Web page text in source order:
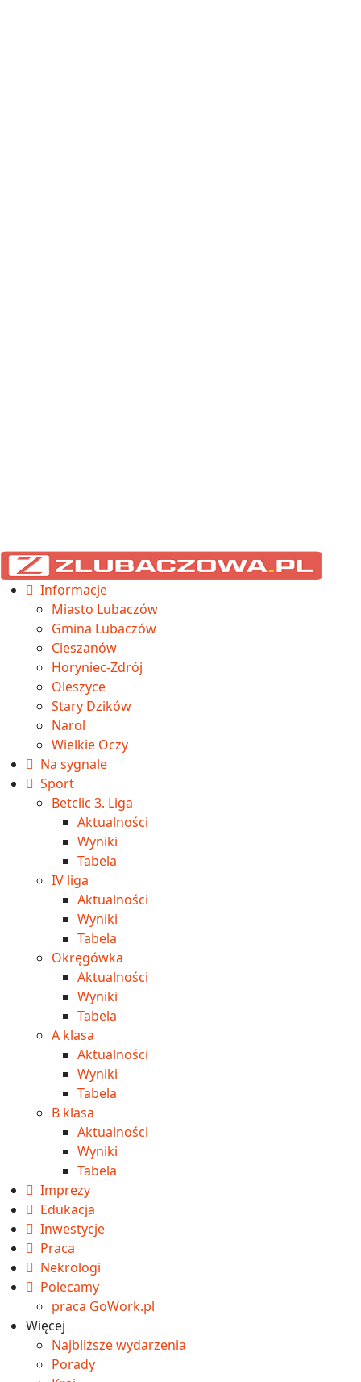
Informacje
Miasto Lubaczów
Gmina Lubaczów
Cieszanów
Horyniec-Zdrój
Oleszyce
Stary Dzików
Narol
Wielkie Oczy
Na sygnale
Sport
Betclic 3. Liga
Aktualności
Wyniki
Tabela
IV liga
Aktualności
Wyniki
Tabela
Okręgówka
Aktualności
Wyniki
Tabela
A klasa
Aktualności
Wyniki
Tabela
B klasa
Aktualności
Wyniki
Tabela
Imprezy
Edukacja
Inwestycje
Praca
Nekrologi
Polecamy
praca GoWork.pl
Więcej
Najbliższe wydarzenia
Porady